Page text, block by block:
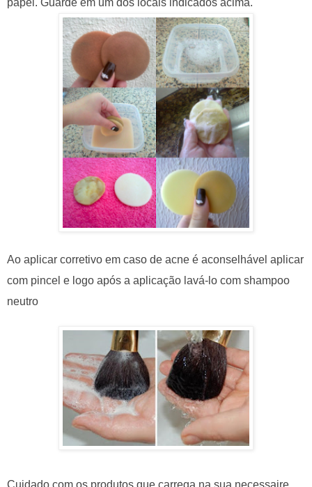
papel. Guarde em um dos locais indicados acima.
Ao aplicar corretivo em caso de acne é aconselhável aplicar
com pincel e logo após a aplicação lavá-lo com shampoo
neutro
Cuidado com os produtos que carrega na sua necessaire